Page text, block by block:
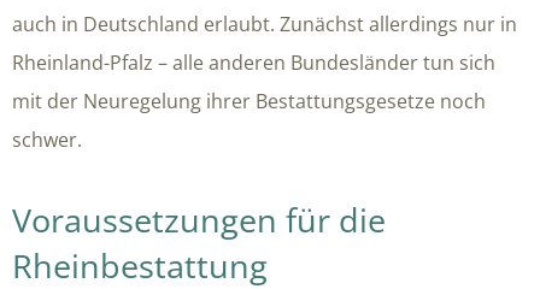
auch in Deutschland erlaubt. Zunächst allerdings nur in
Rheinland-Pfalz – alle anderen Bundesländer tun sich
mit der Neuregelung ihrer Bestattungsgesetze noch
schwer.
Voraussetzungen für die
Rheinbestattung